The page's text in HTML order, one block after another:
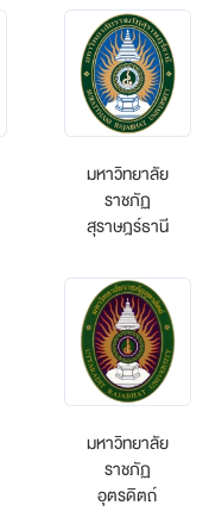
มหาวิทยาลัย
ราชภัฏ
สุราษฎร์ธานี
มหาวิทยาลัย
ราชภัฏ
อุตรดิตถ์